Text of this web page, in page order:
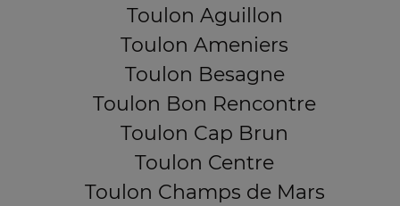
Toulon Aguillon
Toulon Ameniers
Toulon Besagne
Toulon Bon Rencontre
Toulon Cap Brun
Toulon Centre
Toulon Champs de Mars